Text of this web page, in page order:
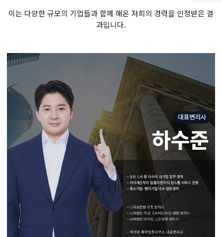
이는 다양한 규모의 기업들과 함께 해온 저희의 경력을 인정받은 결
과입니다.